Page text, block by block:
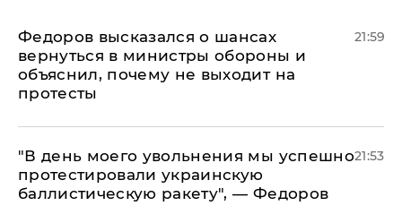
Федоров высказался о шансах
вернуться в министры обороны и
объяснил, почему не выходит на
протесты
21:59
​"В день моего увольнения мы успешно
протестировали украинскую
баллистическую ракету", — Федоров
21:53